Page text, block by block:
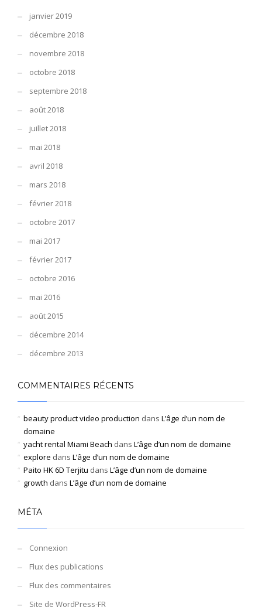
janvier 2019
décembre 2018
novembre 2018
octobre 2018
septembre 2018
août 2018
juillet 2018
mai 2018
avril 2018
mars 2018
février 2018
octobre 2017
mai 2017
février 2017
octobre 2016
mai 2016
août 2015
décembre 2014
décembre 2013
COMMENTAIRES RÉCENTS
beauty product video production dans L’âge d’un nom de
domaine
yacht rental Miami Beach dans L’âge d’un nom de domaine
explore dans L’âge d’un nom de domaine
Paito HK 6D Terjitu dans L’âge d’un nom de domaine
growth dans L’âge d’un nom de domaine
MÉTA
Connexion
Flux des publications
Flux des commentaires
Site de WordPress-FR